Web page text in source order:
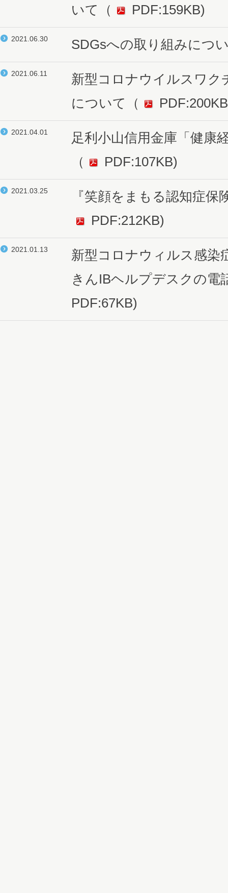
いて
（ PDF:159KB)
2021.06.30 SDGsへの取り組みにつ
2021.06.11
新型コロナウイルスワク
について
（
2021.04.01
足利小山信用金庫「健康
（
PDF:107KB)
2021.03.25
『笑顔をまもる認知症
PDF:212KB)
2021.01.13
新型コロナウィルス感染
きんIBヘルプデスクの電
PDF:67KB)